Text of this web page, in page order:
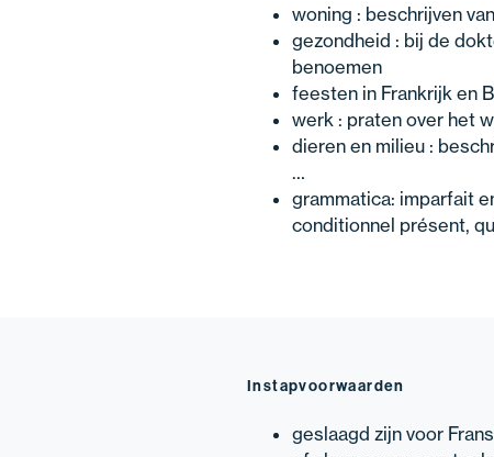
woning : beschrijven
gezondheid : bij de
benoemen
feesten in Frankrijk en
werk : praten over het
dieren en milieu :
…
grammatica: imparfait
conditionnel présent,
Instapvoorwaarden
geslaagd zijn voor